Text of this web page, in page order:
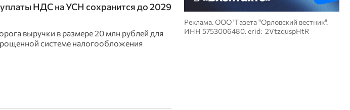
НДС на УСН сохранится до 2029
выручки в размере 20 млн рублей для
системе налогообложения
Реклама. ООО "Газета "Орловский вестник".
ИНН 5753006480. erid: 2VtzquspHtR